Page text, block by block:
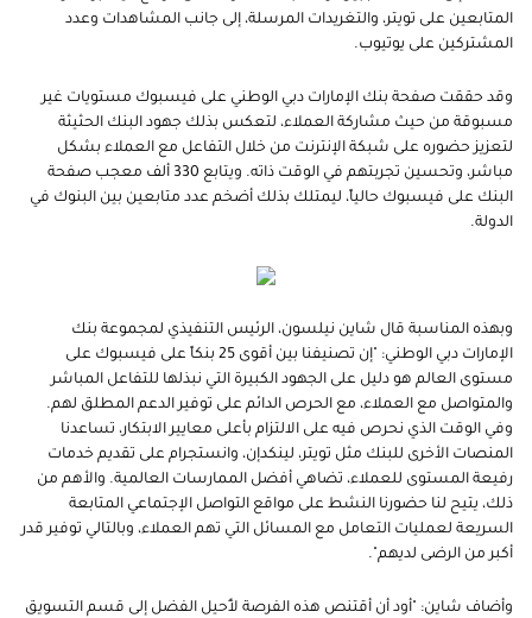
المتابعين على تويتر، والتغريدات المرسلة، إلى جانب المشاهدات وعدد
المشتركين على يوتيوب.
وقد حققت صفحة بنك الإمارات دبي الوطني على فيسبوك مستويات غير
مسبوقة من حيث مشاركة العملاء، لتعكس بذلك جهود البنك الحثيثة
لتعزيز حضوره على شبكة الإنترنت من خلال التفاعل مع العملاء بشكل
مباشر، وتحسين تجربتهم في الوقت ذاته. ويتابع 330 ألف معجب صفحة
البنك على فيسبوك حالياً، ليمتلك بذلك أضخم عدد متابعين بين البنوك في
الدولة.
وبهذه المناسبة قال شاين نيلسون، الرئيس التنفيذي لمجموعة بنك
الإمارات دبي الوطني: "إن تصنيفنا بين أقوى 25 بنكاً على فيسبوك على
مستوى العالم هو دليل على الجهود الكبيرة التي نبذلها للتفاعل المباشر
والمتواصل مع العملاء، مع الحرص الدائم على توفير الدعم المطلق لهم.
وفي الوقت الذي نحرص فيه على الالتزام بأعلى معايير الابتكار، تساعدنا
المنصات الأخرى للبنك مثل تويتر، لينكدإن، وانستجرام على تقديم خدمات
رفيعة المستوى للعملاء، تضاهي أفضل الممارسات العالمية. والأهم من
ذلك، يتيح لنا حضورنا النشط على مواقع التواصل الإجتماعي المتابعة
السريعة لعمليات التعامل مع المسائل التي تهم العملاء، وبالتالي توفير قدر
أكبر من الرضى لديهم".
وأضاف شاين: "أود أن أقتنص هذه الفرصة لأُحيل الفضل إلى قسم التسويق